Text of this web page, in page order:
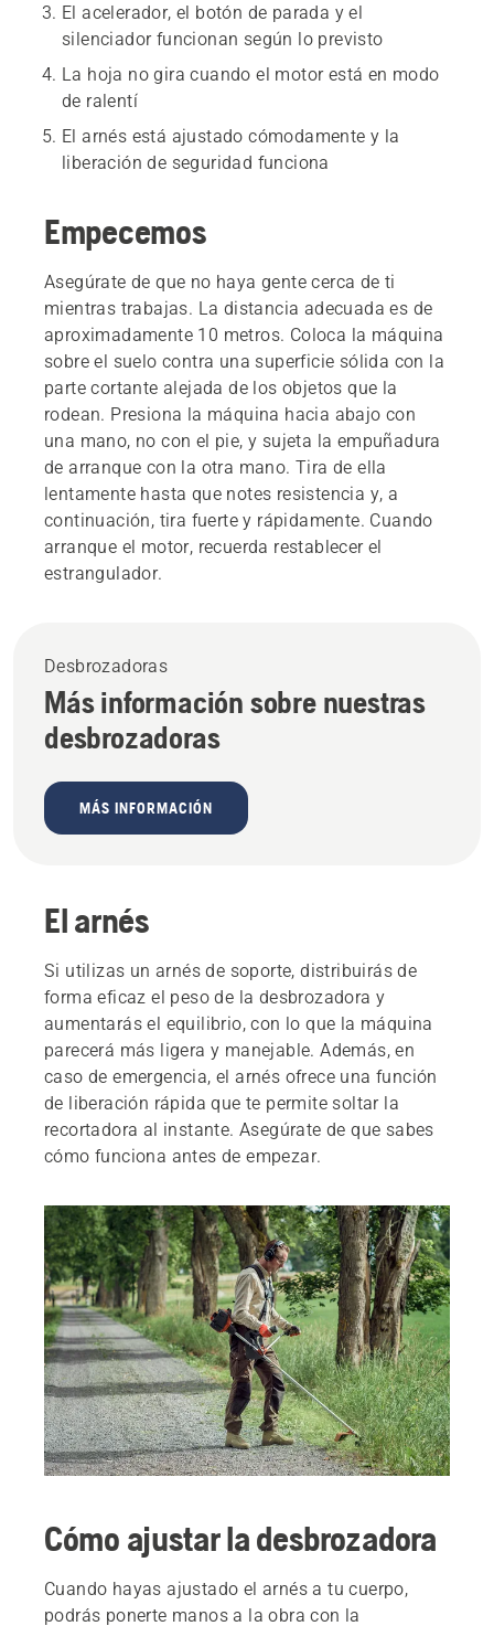
El acelerador, el botón de parada y el
silenciador funcionan según lo previsto
La hoja no gira cuando el motor está en modo
de ralentí
El arnés está ajustado cómodamente y la
liberación de seguridad funciona
Empecemos
Asegúrate de que no haya gente cerca de ti
mientras trabajas. La distancia adecuada es de
aproximadamente 10 metros. Coloca la máquina
sobre el suelo contra una superficie sólida con la
parte cortante alejada de los objetos que la
rodean. Presiona la máquina hacia abajo con
una mano, no con el pie, y sujeta la empuñadura
de arranque con la otra mano. Tira de ella
lentamente hasta que notes resistencia y, a
continuación, tira fuerte y rápidamente. Cuando
arranque el motor, recuerda restablecer el
estrangulador.
Desbrozadoras
Más información sobre nuestras
desbrozadoras
MÁS INFORMACIÓN
El arnés
Si utilizas un arnés de soporte, distribuirás de
forma eficaz el peso de la desbrozadora y
aumentarás el equilibrio, con lo que la máquina
parecerá más ligera y manejable. Además, en
caso de emergencia, el arnés ofrece una función
de liberación rápida que te permite soltar la
recortadora al instante. Asegúrate de que sabes
cómo funciona antes de empezar.
Cómo ajustar la desbrozadora
Cuando hayas ajustado el arnés a tu cuerpo,
podrás ponerte manos a la obra con la